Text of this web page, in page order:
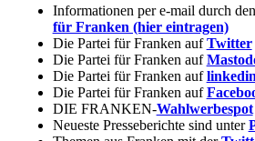
Informationen per e-mail durch den
für Franken (hier eintragen)
Die Partei für Franken aufTwitter
Die Partei für Franken auf
Die Partei für Franken auf
Die Partei für Franken auf
DIE FRANKEN-Wahlwerbespot
Neueste Presseberichte sind unter